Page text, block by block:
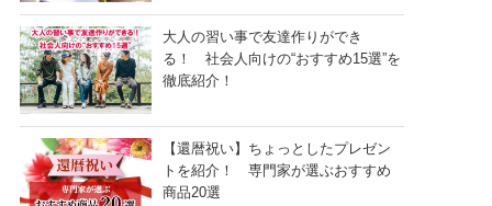
大人の習い事で友達作りができ
る！ 社会人向けの“おすすめ15選”を
徹底紹介！
【還暦祝い】ちょっとしたプレゼン
トを紹介！ 専門家が選ぶおすすめ
商品20選